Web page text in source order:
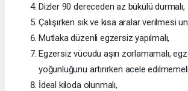
Dizler 90 dereceden az bükülü durmalı,
Çalışırken sık ve kısa aralar verilmesi
Mutlaka düzenli egzersiz yapılmalı,
Egzersiz vücudu aşırı zorlamamalı,
yoğunluğunu artırırken acele
İdeal kiloda olunmalı,